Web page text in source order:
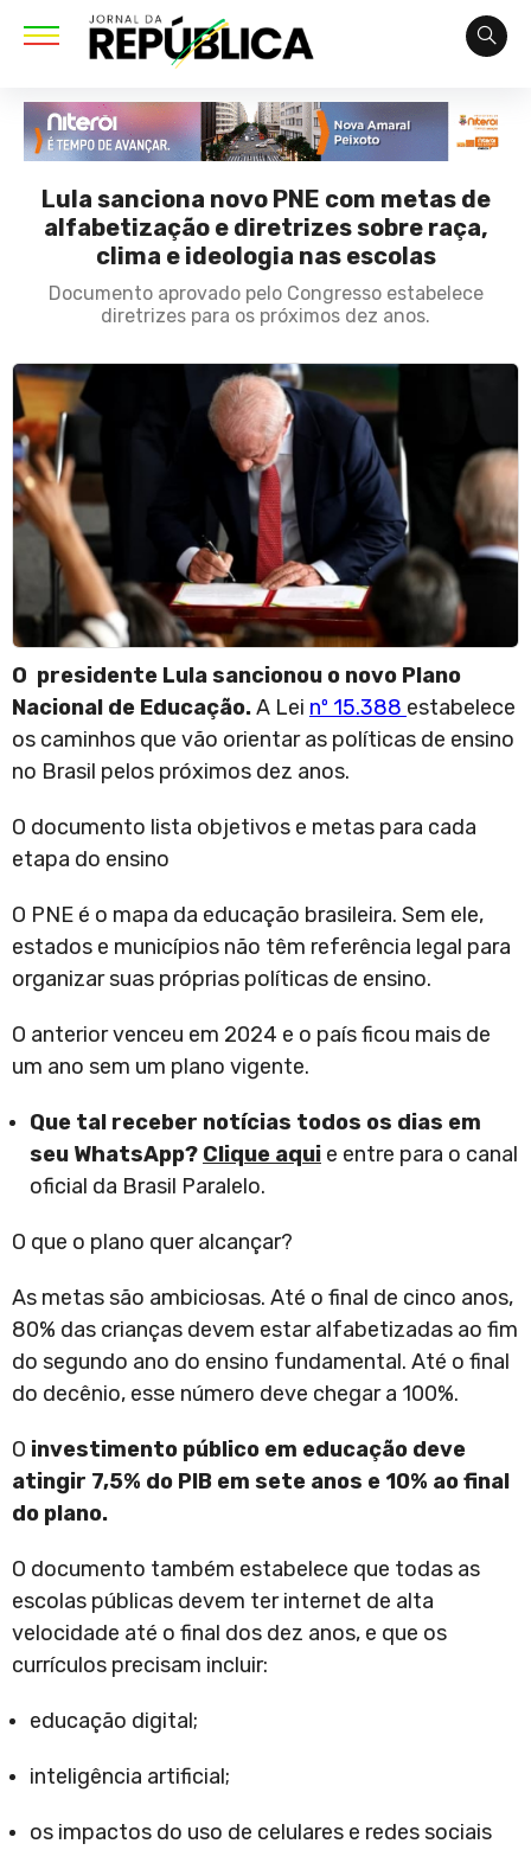
Lula sanciona novo PNE com metas de
alfabetização e diretrizes sobre raça,
clima e ideologia nas escolas
Documento aprovado pelo Congresso estabelece
diretrizes para os próximos dez anos.
O presidente Lula sancionou o novo Plano
Nacional de Educação.A Lei nº 15.388 estabelece
os caminhos que vão orientar as políticas de ensino
no Brasil pelos próximos dez anos.
O documento lista objetivos e metas para cada
etapa do ensino
O PNE é o mapa da educação brasileira. Sem ele,
estados e municípios não têm referência legal para
organizar suas próprias políticas de ensino.
O anterior venceu em 2024 e o país ficou mais de
um ano sem um plano vigente.
Que tal receber notícias todos os dias em
seu WhatsApp? Clique aqui e entre para o canal
oficial da Brasil Paralelo.
O que o plano quer alcançar?
As metas são ambiciosas. Até o final de cinco anos,
80% das crianças devem estar alfabetizadas ao fim
do segundo ano do ensino fundamental. Até o final
do decênio, esse número deve chegar a 100%.
O investimento público em educação deve
atingir 7,5% do PIB em sete anos e 10% ao final
do plano.
O documento também estabelece que todas as
escolas públicas devem ter internet de alta
velocidade até o final dos dez anos, e que os
currículos precisam incluir:
educação digital;
inteligência artificial;
os impactos do uso de celulares e redes sociais